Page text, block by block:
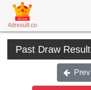
4dresult.co
Past Draw Result
Prev